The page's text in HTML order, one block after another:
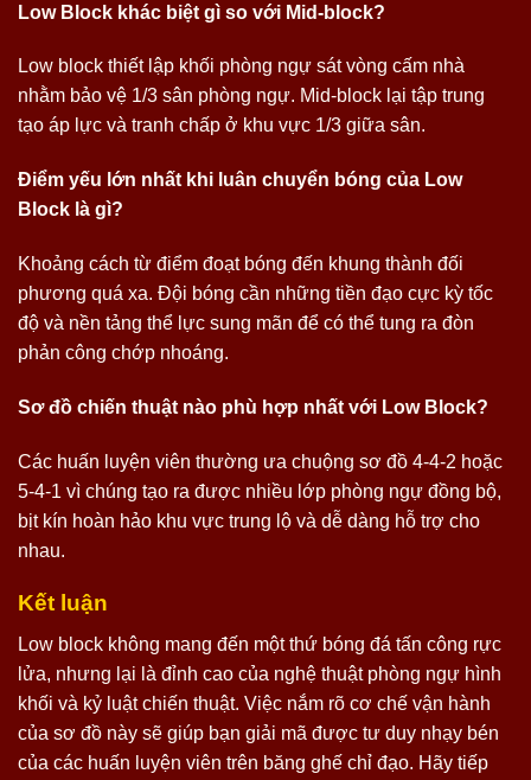
Low Block khác biệt gì so với Mid-block?
Low block thiết lập khối phòng ngự sát vòng cấm nhà
nhằm bảo vệ 1/3 sân phòng ngự. Mid-block lại tập trung
tạo áp lực và tranh chấp ở khu vực 1/3 giữa sân.
Điểm yếu lớn nhất khi luân chuyển bóng của Low
Block là gì?
Khoảng cách từ điểm đoạt bóng đến khung thành đối
phương quá xa. Đội bóng cần những tiền đạo cực kỳ tốc
độ và nền tảng thể lực sung mãn để có thể tung ra đòn
phản công chớp nhoáng.
Sơ đồ chiến thuật nào phù hợp nhất với Low Block?
Các huấn luyện viên thường ưa chuộng sơ đồ 4-4-2 hoặc
5-4-1 vì chúng tạo ra được nhiều lớp phòng ngự đồng bộ,
bịt kín hoàn hảo khu vực trung lộ và dễ dàng hỗ trợ cho
nhau.
Kết luận
Low block không mang đến một thứ bóng đá tấn công rực
lửa, nhưng lại là đỉnh cao của nghệ thuật phòng ngự hình
khối và kỷ luật chiến thuật. Việc nắm rõ cơ chế vận hành
của sơ đồ này sẽ giúp bạn giải mã được tư duy nhạy bén
của các huấn luyện viên trên băng ghế chỉ đạo. Hãy tiếp